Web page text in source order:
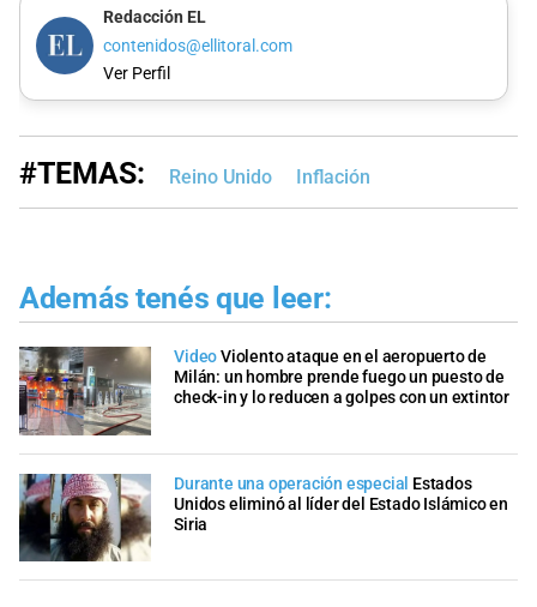
Redacción EL
contenidos@ellitoral.com
Ver Perfil
#TEMAS: Reino Unido Inflación
Además tenés que leer:
VideoViolento ataque en el aeropuerto de
Milán: un hombre prende fuego un puesto de
check-in y lo reducen a golpes con un extintor
Durante una operación especial Estados
Unidos eliminó al líder del Estado Islámico en
Siria